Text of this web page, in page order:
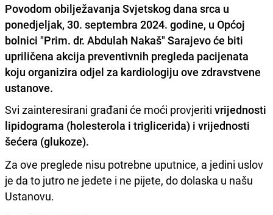
Povodom obilježavanja Svjetskog dana srca u
ponedjeljak, 30. septembra 2024. godine, u Općoj
bolnici "Prim. dr. Abdulah Nakaš" Sarajevo će biti
upriličena akcija preventivnih pregleda pacijenata
koju organizira odjel za kardiologiju ove zdravstvene
ustanove.
Svi zainteresirani građani će moći provjeriti vrijednosti
lipidograma (holesterola i triglicerida) i vrijednosti
šećera (glukoze).
Za ove preglede nisu potrebne uputnice, a jedini uslov
je da to jutro ne jedete i ne pijete, do dolaska u našu
Ustanovu.